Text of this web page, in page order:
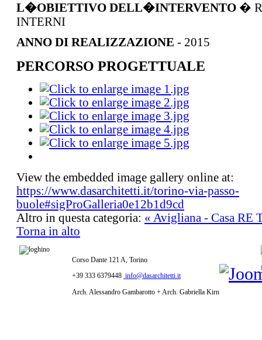
L�OBIETTIVO DELL�INTERVENTO �
INTERNI
ANNO DI REALIZZAZIONE - 2015
PERCORSO PROGETTUALE
View the embedded image gallery online at:
https://www.dasarchitetti.it/torino-via-passo-
buole#sigProGalleria0e12b1d9cd
Altro in questa categoria: « Avigliana - Casa RE
Torna in alto
Corso Dante 121 A, Torino
+39 333 6379448 info@dasarchitetti.it
Arch. Alessandro Gambarotto + Arch. Gabriella Kirn